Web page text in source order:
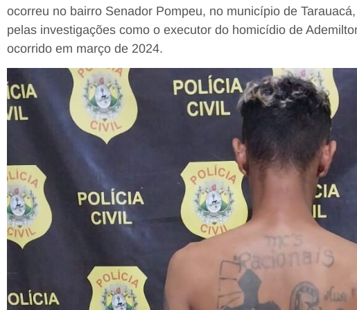
ocorreu no bairro Senador Pompeu, no município de
pelas investigações como o executor do homicídio de
ocorrido em março de 2024.